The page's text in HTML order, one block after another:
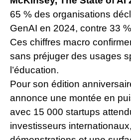
65 % des organisations
GenAI en 2024, contre 33
Ces chiffres macro
sans préjuger des usages
l’éducation.
Pour son édition
annonce une montée en
avec 15 000 startups
investisseurs